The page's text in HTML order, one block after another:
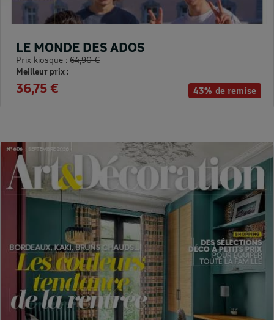
43% de remise
LE MONDE DES ADOS
Prix kiosque : 64,90 €
Meilleur prix :
36,75 €